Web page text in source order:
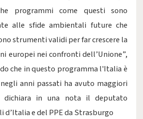
programmi come questi sono
alle sfide ambientali future che
strumenti validi per far crescere la
europei nei confronti dell’Unione”,
che in questo programma l'Italia è
anni passati ha avuto maggiori
dichiara in una nota il deputato
d’Italia e del PPE da Strasburgo